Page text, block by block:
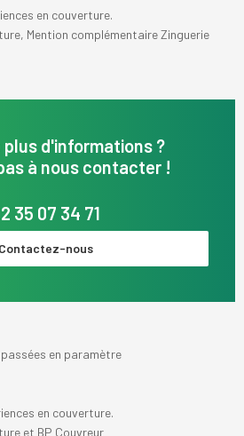
en couverture.
Mention complémentaire Zinguerie
plus d'informations ?
à nous contacter !
35 07 34 71
Contactez-nous
en paramètre
en couverture.
et BP Couvreur